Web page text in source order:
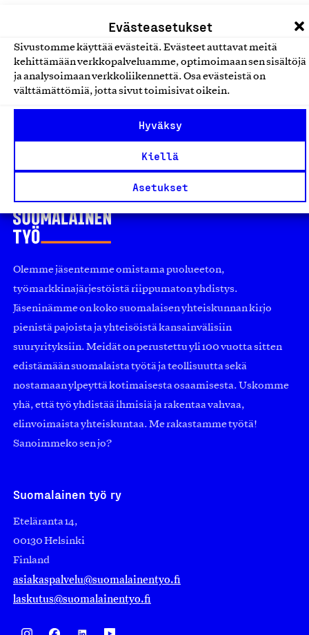
Evästeasetukset
Sivustomme käyttää evästeitä. Evästeet auttavat meitä
kehittämään verkkopalveluamme, optimoimaan sen sisältöjä
ja analysoimaan verkkoliikennettä. Osa evästeistä on
välttämättömiä, jotta sivut toimisivat oikein.
Hyväksy
Kiellä
Asetukset
Huonekalujen kierrätys- ja
myyntipalvelut
M2 Tähti Oy, Palvelu
Vähittäiskaupan palvelut
Olemme jäsentemme omistama puolueeton,
työmarkkinajärjestöistä riippumaton yhdistys.
Jäseninämme on koko suomalaisen yhteiskunnan kirjo
pienistä pajoista ja yhteisöistä kansainvälisiin
suuryrityksiin. Meidät on perustettu yli 100 vuotta sitten
edistämään suomalaista työtä ja teollisuutta sekä
nostamaan ylpeyttä kotimaisesta osaamisesta. Uskomme
yhä, että työ yhdistää ihmisiä ja rakentaa vahvaa,
elinvoimaista yhteiskuntaa. Me rakastamme työtä!
Sanoimmeko sen jo?
Suomalainen työ ry
Eteläranta 14,
00130 Helsinki
Finland
asiakaspalvelu@suomalainentyo.fi
laskutus@suomalainentyo.fi